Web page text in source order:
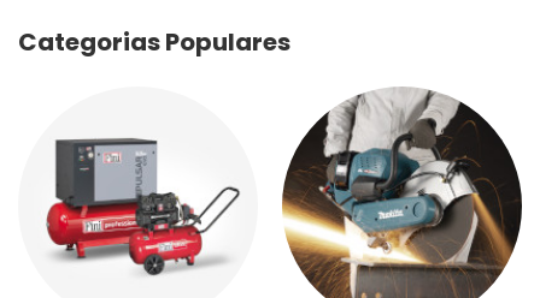
Categorias Populares